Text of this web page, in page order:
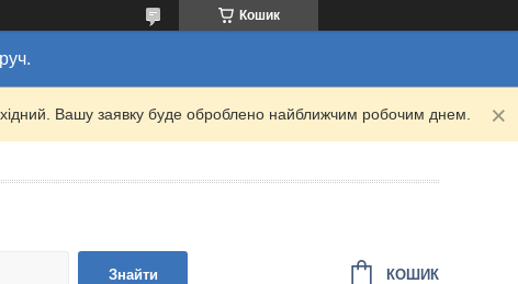
Кошик
Вашу заявку буде оброблено найближчим робочим днем.
Знайти КОШИК